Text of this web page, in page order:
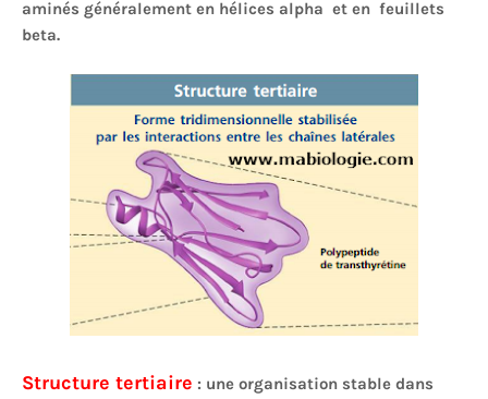
aminés généralement en hélices alpha et en feuillets
beta.
Structure tertiaire : une organisation stable dans